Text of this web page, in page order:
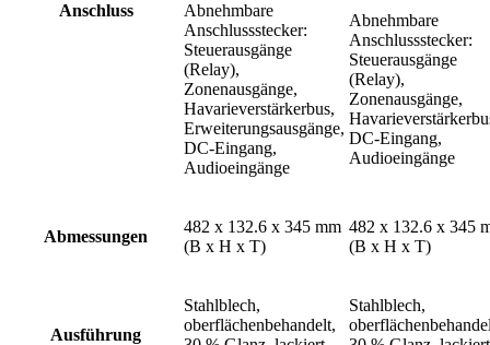
Anschluss
Abnehmbare
Anschlussstecker:
Steuerausgänge
(Relay),
Zonenausgänge,
Havarieverstärkerbus,
Erweiterungsausgänge,
DC-Eingang,
Audioeingänge
Abnehmbare
Anschlussstecker:
Steuerausgänge
(Relay),
Zonenausgänge,
DC-Eingang,
Audioeingänge
Abmessungen
482 x 132.6 x 345 mm
(B x H x T)
482 x 132.6 x 345
(B x H x T)
Ausführung
Stahlblech,
oberflächenbehandelt,
Stahlblech,